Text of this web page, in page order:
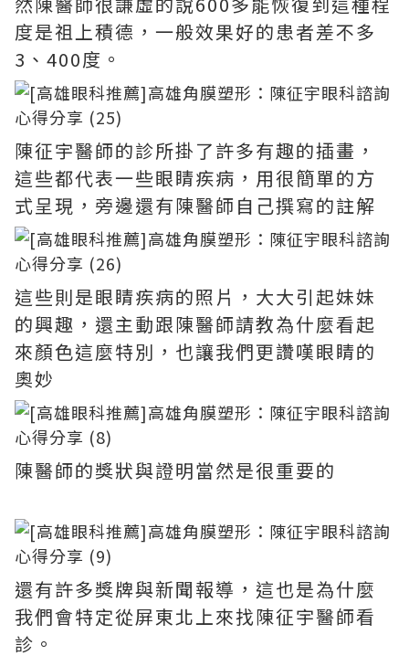
度是祖上積德，一般效果好的患者差不多
3、400度。
陳征宇醫師的診所掛了許多有趣的插畫，
這些都代表一些眼睛疾病，用很簡單的方
式呈現，旁邊還有陳醫師自己撰寫的註解
這些則是眼睛疾病的照片，大大引起妹妹
的興趣，還主動跟陳醫師請教為什麼看起
來顏色這麼特別，也讓我們更讚嘆眼睛的
奧妙
陳醫師的獎狀與證明當然是很重要的
還有許多獎牌與新聞報導，這也是為什麼
我們會特定從屏東北上來找陳征宇醫師看
診。